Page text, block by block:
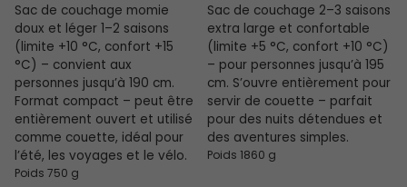
Sac de couchage momie
doux et léger 1–2 saisons
(limite +10 °C, confort +15
°C) – convient aux
personnes jusqu’à 190 cm.
Format compact – peut être
entièrement ouvert et utilisé
comme couette, idéal pour
l’été, les voyages et le vélo.
Poids 750 g
Sac de couchage 2–3 saisons
extra large et confortable
(limite +5 °C, confort +10 °C)
– pour personnes jusqu’à 195
cm. S’ouvre entièrement pour
servir de couette – parfait
pour des nuits détendues et
des aventures simples.
Poids 1860 g